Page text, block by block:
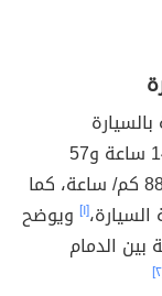
1,323.88 كم، والوقت المُستغرق للرحلة 14 ساعة و57
دقيقة إذا كان متوسط سرعة السيارة 88.57 كم/ ساعة، كما
[١] ويوضح
بين الدمام